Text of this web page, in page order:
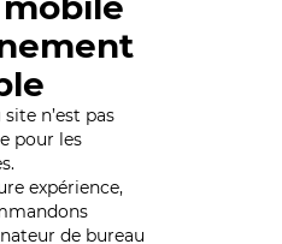
n’est pas
pour les
expérience,
de bureau